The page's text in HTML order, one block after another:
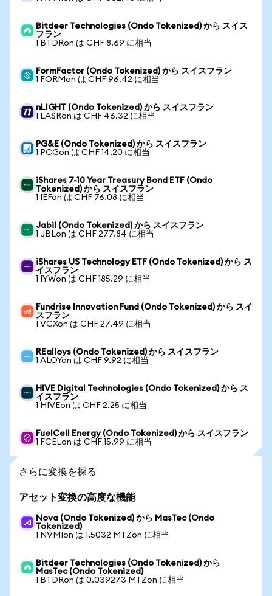
Bitdeer Technologies (Ondo Tokenized) から スイス
フラン
1 BTDRon は CHF 8.69 に相当
FormFactor (Ondo Tokenized) から スイスフラン
1 FORMon は CHF 96.42 に相当
nLIGHT (Ondo Tokenized) から スイスフラン
1 LASRon は CHF 46.32 に相当
PG&E (Ondo Tokenized) から スイスフラン
1 PCGon は CHF 14.20 に相当
iShares 7-10 Year Treasury Bond ETF (Ondo
Tokenized) から スイスフラン
1 IEFon は CHF 76.08 に相当
Jabil (Ondo Tokenized) から スイスフラン
1 JBLon は CHF 277.84 に相当
iShares US Technology ETF (Ondo Tokenized) から ス
イスフラン
1 IYWon は CHF 185.29 に相当
Fundrise Innovation Fund (Ondo Tokenized) から スイ
スフラン
1 VCXon は CHF 27.49 に相当
REalloys (Ondo Tokenized) から スイスフラン
1 ALOYon は CHF 9.92 に相当
HIVE Digital Technologies (Ondo Tokenized) から ス
イスフラン
1 HIVEon は CHF 2.25 に相当
FuelCell Energy (Ondo Tokenized) から スイスフラン
1 FCELon は CHF 15.99 に相当
さらに変換を探る
アセット変換の高度な機能
Nova (Ondo Tokenized) から MasTec (Ondo
Tokenized)
1 NVMIon は 1.5032 MTZon に相当
Bitdeer Technologies (Ondo Tokenized) から
MasTec (Ondo Tokenized)
1 BTDRon は 0.039273 MTZon に相当